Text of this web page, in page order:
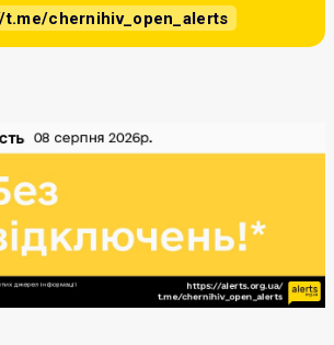
t.me/chernihiv_open_alerts